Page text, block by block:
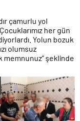
çamurlu yol
her gün
Yolun bozuk
olumsuz
memnunuz” şeklinde